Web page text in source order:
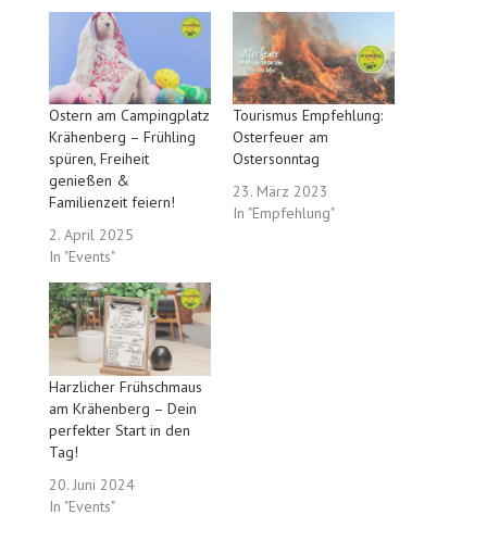
Ostern am Campingplatz
Krähenberg – Frühling
spüren, Freiheit
genießen &
Familienzeit feiern!
2. April 2025
In "Events"
Tourismus Empfehlung:
Osterfeuer am
Ostersonntag
23. März 2023
In "Empfehlung"
Harzlicher Frühschmaus
am Krähenberg – Dein
perfekter Start in den
Tag!
20. Juni 2024
In "Events"